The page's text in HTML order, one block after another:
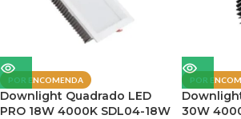
POR ENCOMENDA
Downlight Quadrado LED
PRO 18W 4000K SDL04-18W
POR
30W